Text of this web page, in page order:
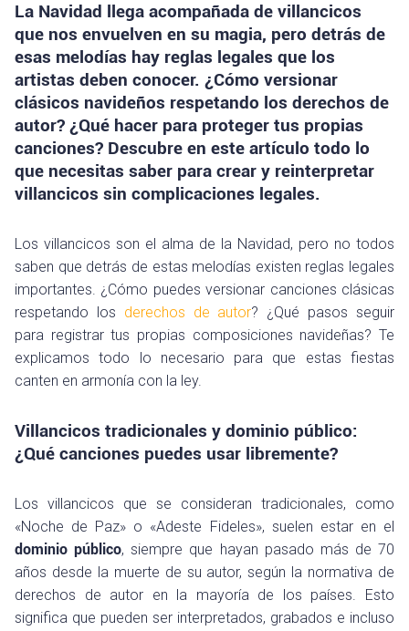
La Navidad llega acompañada de villancicos
que nos envuelven en su magia, pero detrás de
esas melodías hay reglas legales que los
artistas deben conocer. ¿Cómo versionar
clásicos navideños respetando los derechos de
autor? ¿Qué hacer para proteger tus propias
canciones? Descubre en este artículo todo lo
que necesitas saber para crear y reinterpretar
villancicos sin complicaciones legales.
Los villancicos son el alma de la Navidad, pero no todos
saben que detrás de estas melodías existen reglas legales
importantes. ¿Cómo puedes versionar canciones clásicas
respetando los derechos de autor? ¿Qué pasos seguir
para registrar tus propias composiciones navideñas? Te
explicamos todo lo necesario para que estas fiestas
canten en armonía con la ley.
Villancicos tradicionales y dominio público:
¿Qué canciones puedes usar libremente?
Los villancicos que se consideran tradicionales, como
«Noche de Paz» o «Adeste Fideles», suelen estar en el
dominio público, siempre que hayan pasado más de 70
años desde la muerte de su autor, según la normativa de
derechos de autor en la mayoría de los países. Esto
significa que pueden ser interpretados, grabados e incluso